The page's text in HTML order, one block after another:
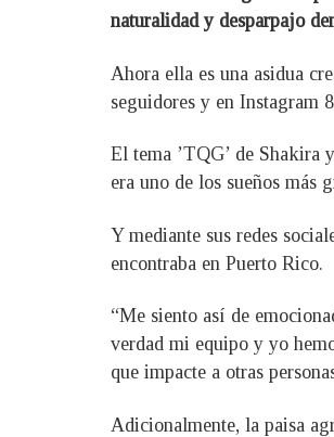
naturalidad y desparpajo
Ahora ella es una asidua
seguidores y en Instagram
El tema ’TQG’ de Shakira
era uno de los sueños más
Y mediante sus redes
encontraba en Puerto Rico.
“Me siento así de
verdad mi equipo y yo
que impacte a otras
Adicionalmente, la paisa